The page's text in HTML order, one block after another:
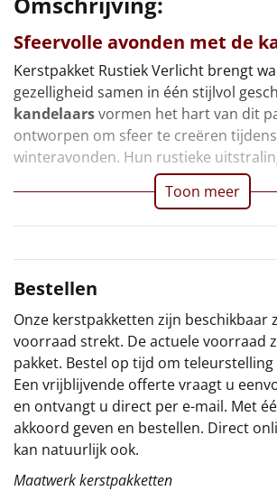
Alle artikelen
Overige
Ideeën
Personeel
Doe het zelf
Particulier
Kerstgeschenken 2026
Relatiegeschenken
Cadeaubon
Per stuk
Sfeervolle avonden met de
Kerstpakket Rustiek Verlicht brengt
gezelligheid samen in één stijlvol
kandelaarsvormen het hart van dit
ontworpen om sfeer te creëren
winteravonden. Hun rustieke
Toon meer
Bestellen
Onze kerstpakketten zijn beschikbaar
voorraad strekt. De actuele voorraad
pakket. Bestel op tijd om
Een vrijblijvende offerte vraagt u
en ontvangt u direct per e-mail. Met
akkoord geven en bestellen. Direct
kan natuurlijk ook.
Maatwerk kerstpakketten